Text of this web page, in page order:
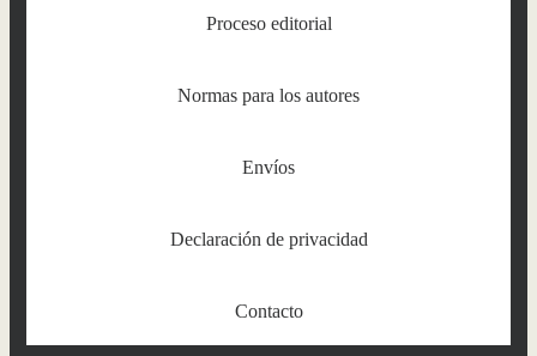
Proceso editorial
Normas para los autores
Envíos
Declaración de privacidad
Contacto